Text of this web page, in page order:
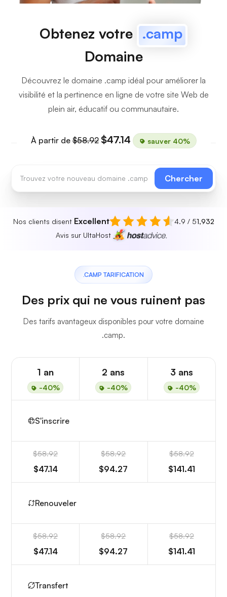
Obtenez votre .camp
Domaine
Découvrez le domaine .camp idéal pour améliorer la
visibilité et la pertinence en ligne de votre site Web de
plein air, éducatif ou communautaire.
À partir de$58.92 $47.14 sauver 40%
Chercher
Nos clients disent Excellent 4.9 / 51,932
Avis sur UltaHost
.CAMP TARIFICATION
Des prix qui ne vous ruinent pas
Des tarifs avantageux disponibles pour votre domaine
.camp.
1 an
-40%
2 ans
-40%
3 ans
-40%
S'inscrire
$58.92
$47.14
$58.92
$94.27
$58.92
$141.41
Renouveler
$58.92
$47.14
$58.92
$94.27
$58.92
$141.41
Transfert